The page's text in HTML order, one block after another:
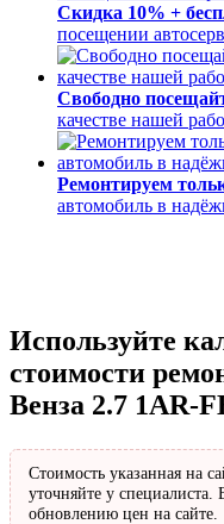
Скидка 10% +
посещении
Свободно
качестве нашей
Ремонтируем
автомобиль в
Используйте
стоимости
Венза 2.7 1AR-
Стоимость указанная на
уточняйте у специалиста.
обновлению цен на сайте.